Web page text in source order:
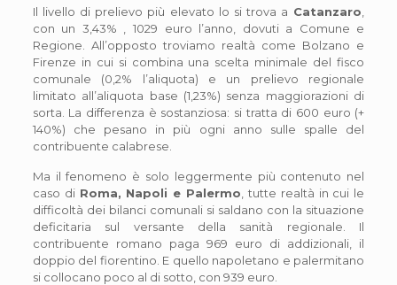
Il livello di prelievo più elevato lo si trova a Catanzaro
con un 3,43% , 1029 euro l’anno, dovuti a Comune e
Regione. All’opposto troviamo realtà come Bolzano e
Firenze in cui si combina una scelta minimale del fisco
comunale (0,2% l’aliquota) e un prelievo regionale
limitato all’aliquota base (1,23%) senza maggiorazioni di
sorta. La differenza è sostanziosa: si tratta di 600 euro (+
140%) che pesano in più ogni anno sulle spalle del
contribuente calabrese.
Ma il fenomeno è solo leggermente più contenuto nel
caso di Roma, Napoli e Palermo , tutte realtà in cui le
difficoltà dei bilanci comunali si saldano con la situazione
deficitaria sul versante della sanità regionale. Il
contribuente romano paga 969 euro di addizionali, il
doppio del fiorentino. E quello napoletano e palermitano
si collocano poco al di sotto, con 939 euro.